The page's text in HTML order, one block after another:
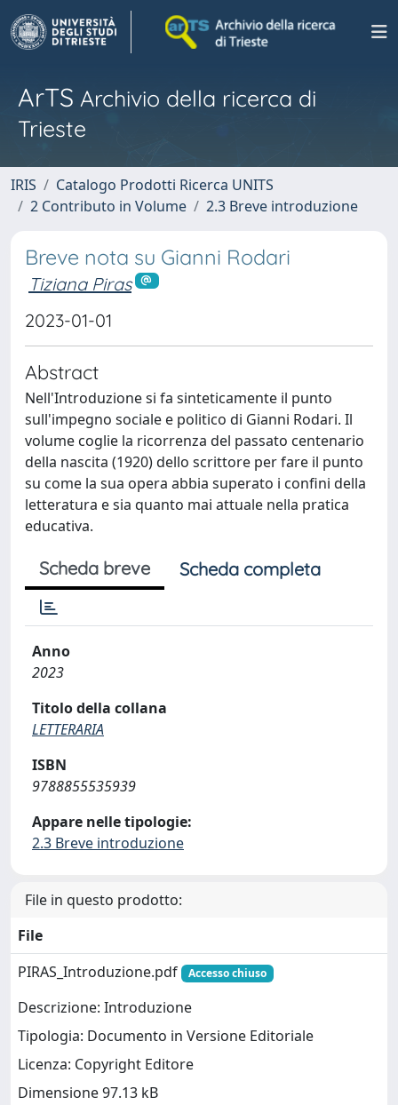
ArTS Archivio della ricerca di
Trieste
IRIS
Catalogo Prodotti Ricerca UNITS
2 Contributo in Volume
2.3 Breve introduzione
Breve nota su Gianni Rodari
Tiziana Piras
2023-01-01
Abstract
Nell'Introduzione si fa sinteticamente il punto
sull'impegno sociale e politico di Gianni Rodari. Il
volume coglie la ricorrenza del passato centenario
della nascita (1920) dello scrittore per fare il punto
su come la sua opera abbia superato i confini della
letteratura e sia quanto mai attuale nella pratica
educativa.
Scheda breve Scheda completa
Anno
2023
Titolo della collana
LETTERARIA
ISBN
9788855535939
Appare nelle tipologie:
2.3 Breve introduzione
File in questo prodotto:
File
PIRAS_Introduzione.pdf
Accesso chiuso
Descrizione: Introduzione
Tipologia: Documento in Versione Editoriale
Licenza: Copyright Editore
Dimensione 97.13 kB